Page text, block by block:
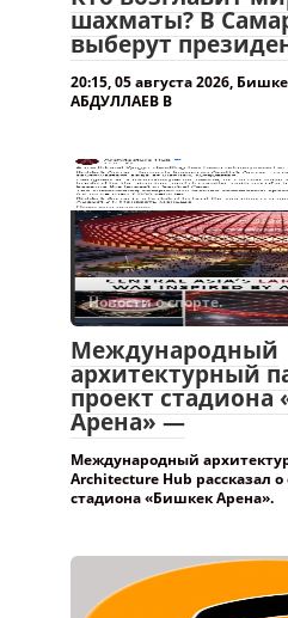
Кто возглавит
шахматы? В
выберут
20:15, 05 августа 2026,
Новости о спорте.
Международный
архитектурный
проект стадиона
Арена» —
Международный
Architecture Hub рассказал о